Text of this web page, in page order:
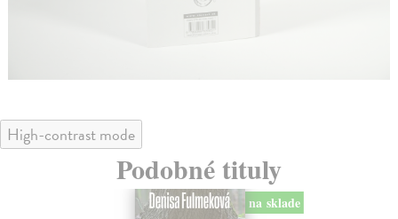
High-contrast mode
Podobné tituly
na sklade